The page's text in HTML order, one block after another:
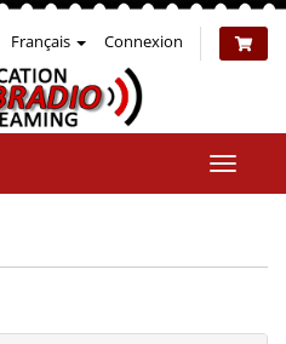
Français Connexion
la